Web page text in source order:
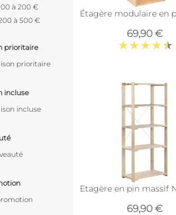
à 200 €
à 500 €
prioritaire
prioritaire
incluse
incluse
Étagère modulaire en
69,90 €
Etagère en pin massif
69,90 €